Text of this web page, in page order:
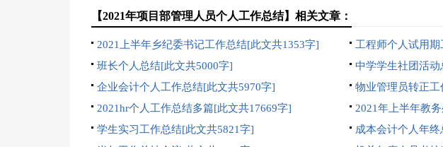
11968字]
工作总结新版多篇_大学
素材[此文共5237字]
【2021年项目部管理人员个人工作总结】相关文章：
2021上半年乡纪委书记工作总结[此文共1353字]
工程师个人试用
[此文共8203字]
班长个人总结[此文共5000字]
中学学生社团活
企业会计个人工作总结[此文共5970字]
物业管理员转正
2021hr个人工作总结多篇[此文共17669字]
2021年上半年教
学生实习工作总结[此文共5821字]
成本会计个人年